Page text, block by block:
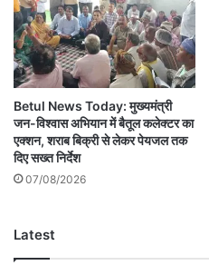
Betul News Today: मुख्यमंत्री
जन-विश्वास अभियान में बैतूल कलेक्टर का
एक्शन, शराब बिक्री से लेकर पेयजल तक
दिए सख्त निर्देश
07/08/2026
Latest